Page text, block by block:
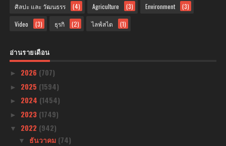
ศิลปะ และ วัฒนธรร (4) Agriculture (3) Environment (3)
Video (3) ธุรกิ (2) ไลฟ์สไต (1)
อ่านรายเดือน
► 2026 (707)
► 2025 (1594)
► 2024 (1454)
► 2023 (1749)
▼ 2022 (942)
▼ ธันวาคม (74)